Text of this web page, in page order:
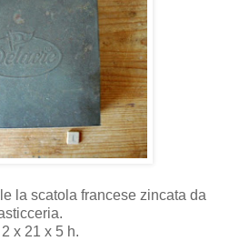
la scatola francese zincata da
x 21 x 5 h.